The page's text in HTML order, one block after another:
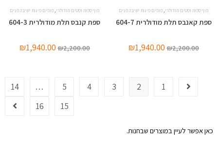
פוף ספות וסטים מודולרי פופים פינות ישיבה פנים
ספת קאנבס תלת מודולרית 604-7
₪2,200.00
₪1,940.00
פוף ספות וסטים מודולרי פופים פינות ישיבה פנים
ספת קנבס תלת מודולרית 604-3
₪2,200.00
₪1,940.00
1
2
3
4
5
…
14
15
16
כאן אפשר לעיין במוצרים שבחנות.